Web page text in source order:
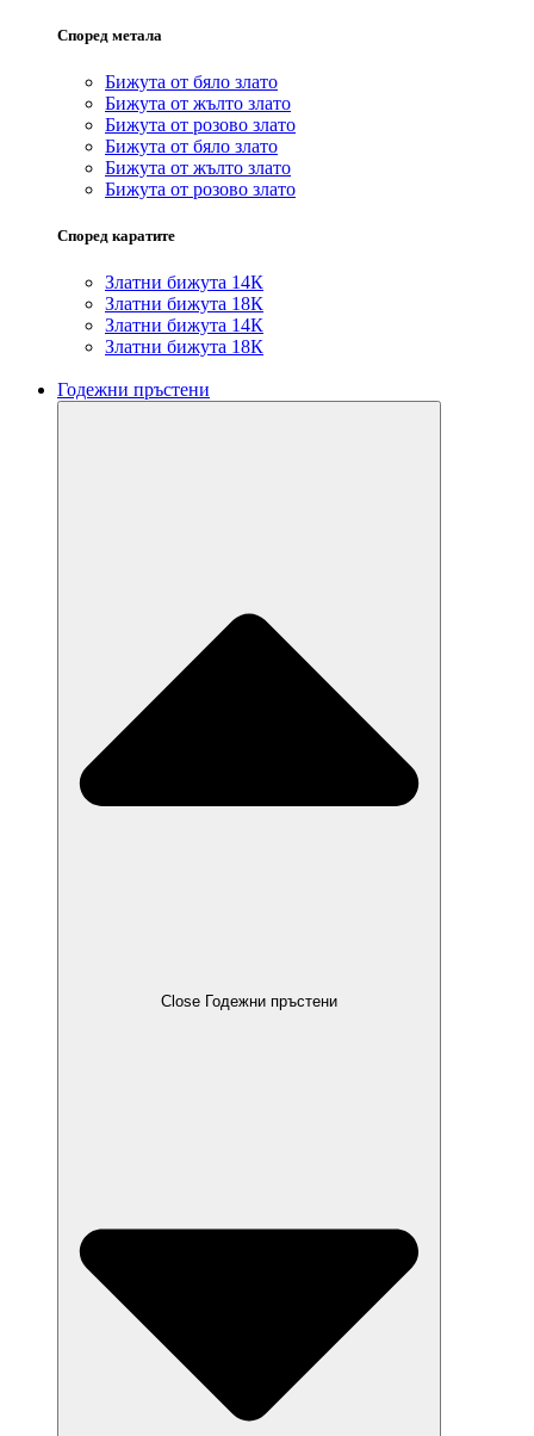
Според метала
Бижута от бяло злато
Бижута от жълто злато
Бижута от розово злато
Бижута от бяло злато
Бижута от жълто злато
Бижута от розово злато
Според каратите
Златни бижута 14К
Златни бижута 18К
Златни бижута 14К
Златни бижута 18К
Годежни пръстени
Close Годежни пръстени